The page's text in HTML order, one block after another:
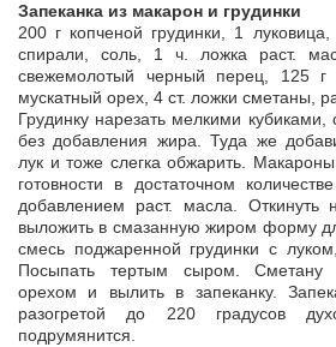
Запеканка из макарон и грудинки
200 г копченой грудинки, 1
спирали, соль, 1 ч. ложка раст.
свежемолотый черный перец, 125 г
мускатный орех, 4 ст. ложки сметаны,
Грудинку нарезать мелкими кубиками,
без добавления жира. Туда же
лук и тоже слегка обжарить.
готовности в достаточном
добавлением раст. масла. Откинуть
выложить в смазанную жиром форму
смесь поджаренной грудинки с
Посыпать тертым сыром. Сметану
орехом и вылить в запеканку.
разогретой до 220 градусов
подрумянится.